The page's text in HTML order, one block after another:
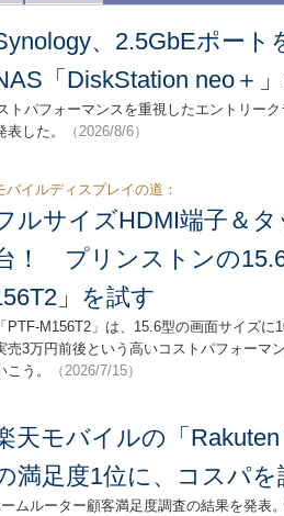
、2.5GbEポート
「DiskStation neo＋
トパフォーマンスを重視したエントリー
した。
（2026/8/6）
バイルディスプレイの道：
ルサイズHDMI端子＆
！ プリンストンの
」を試す
PTF-M156T2」は、15.6型の画面サイズ
売3万円前後という高いコストパフォーマ
う。
（2026/7/15）
天モバイルの「
満足度1位に、コスパ
ムルーター顧客満足度調査の結果を発表